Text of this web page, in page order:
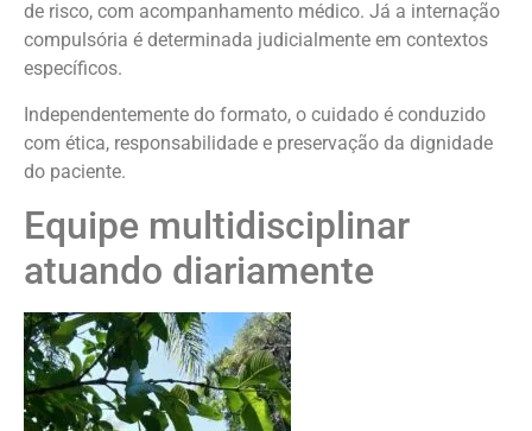
de risco, com acompanhamento médico. Já a internação
compulsória é determinada judicialmente em contextos
específicos.
Independentemente do formato, o cuidado é conduzido
com ética, responsabilidade e preservação da dignidade
do paciente.
Equipe multidisciplinar
atuando diariamente